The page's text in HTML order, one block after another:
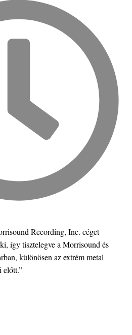
Recording, Inc. céget
így tisztelegve a Morrisound és
különösen az extrém metal
előtt.”